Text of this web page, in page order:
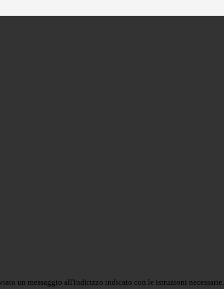
un messaggio all'indirizzo indicato con le istruzioni necessarie.